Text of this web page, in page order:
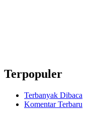
Terpopuler
Terbanyak Dibaca
Komentar Terbaru